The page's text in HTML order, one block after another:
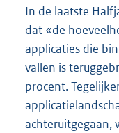
In de laatste
dat «de
applicaties die
vallen is
procent.
achteruitgegaan,